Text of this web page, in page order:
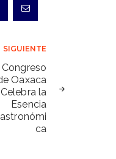
SIGUIENTE
Congreso
Oaxaca
Celebra la
Esencia
ca